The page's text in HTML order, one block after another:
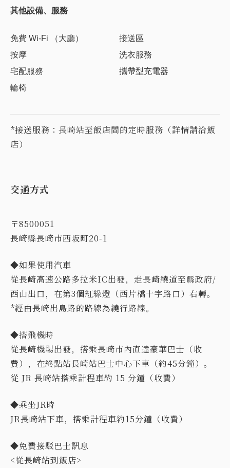
其他設備、服務
免費 Wi-Fi （大廳）
接送區
按摩
洗衣服務
宅配服務
攜帶型充電器
輪椅
*接送服務：長崎站至飯店間的定時服務（詳情請洽飯
店）
交通方式
〒8500051
長崎縣長崎市西坂町20-1
◆如果使用汽車
從長崎高速公路多拉米IC出發，走長崎繞道至縣政府/
西山出口，在第3個紅綠燈（西片橋十字路口）右轉。
*經由長崎出島路的路線為繞行路線。
◆搭飛機時
從長崎機場出發，搭乘長崎市內直達豪華巴士（收
費），在終點站長崎站巴士中心下車（約45分鐘）。
從 JR 長崎站搭乘計程車約 15 分鐘（收費）
◆乘坐JR時
JR長崎站下車，搭乘計程車約15分鐘（收費）
◆免費接駁巴士訊息
<從長崎站到飯店>